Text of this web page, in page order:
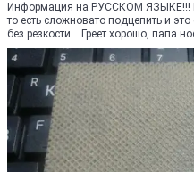
Информация на РУССКОМ ЯЗЫКЕ!!!
то есть сложновато подцепить и
без резкости... Греет хорошо, папа